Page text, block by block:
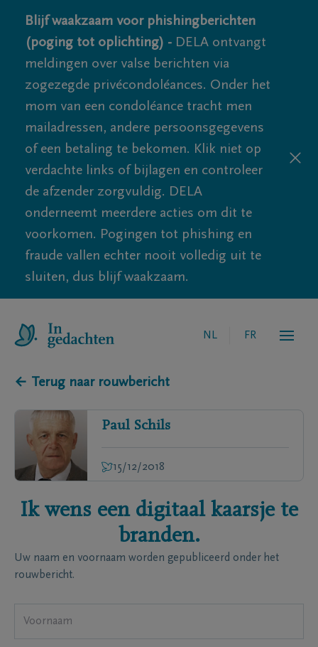
Blijf waakzaam voor phishingberichten
(poging tot oplichting) - DELA ontvangt
meldingen over valse berichten via
zogezegde privécondoléances. Onder het
mom van een condoléance tracht men
mailadressen, andere persoonsgegevens
of een betaling te bekomen. Klik niet op
verdachte links of bijlagen en controleer
de afzender zorgvuldig. DELA
onderneemt meerdere acties om dit te
voorkomen. Pogingen tot phishing en
fraude vallen echter nooit volledig uit te
sluiten, dus blijf waakzaam.
NL FR
← Terug naar rouwbericht
Paul Schils
15/12/2018
Ik wens een digitaal kaarsje te
branden.
Uw naam en voornaam worden gepubliceerd onder het
rouwbericht.